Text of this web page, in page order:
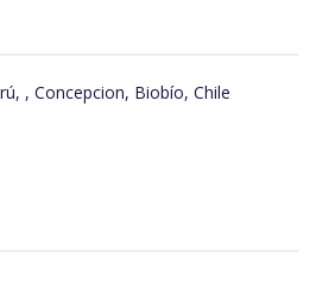
, Concepcion, Biobío, Chile